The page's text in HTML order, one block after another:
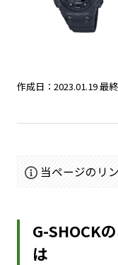
作成日：2023.01.19最
当ページのリ
G-SHOCK
は